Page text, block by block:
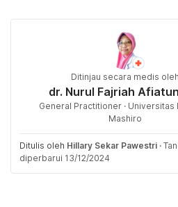
Ditinjau secara medis oleh
dr. Nurul Fajriah
General Practitioner · Universitas
Mashiro
Ditulis oleh Hillary Sekar Pawestri ·
diperbarui 13/12/2024